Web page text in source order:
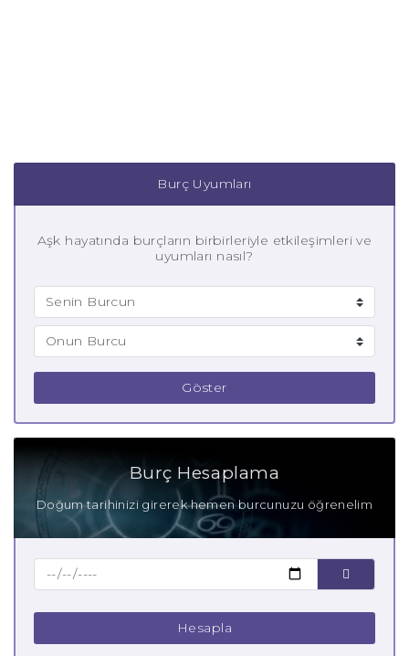
Burç Uyumları
Aşk hayatında burçların birbirleriyle etkileşimleri ve
uyumları nasıl?
Göster
Burç Hesaplama
Doğum tarihinizi girerek hemen burcunuzu öğrenelim
Hesapla